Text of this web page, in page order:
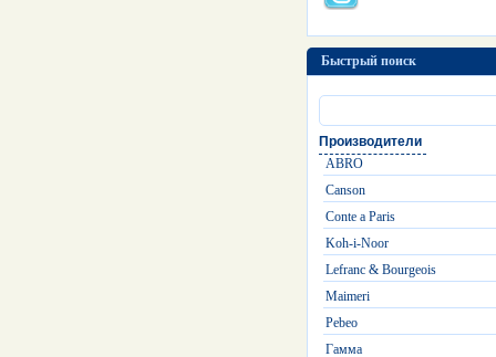
Быстрый поиск
Производители
ABRO
Canson
Conte a Paris
Koh-i-Noor
Lefranc & Bourgeois
Maimeri
Pebeo
Гамма